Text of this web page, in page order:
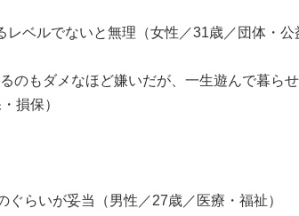
レベルでないと無理（女性／31歳／団体・公
のもダメなほど嫌いだが、一生遊んで暮ら
損保）
ぐらいが妥当（男性／27歳／医療・福祉）